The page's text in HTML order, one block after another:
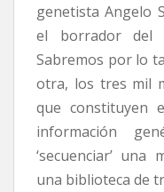
genetista Angelo
el borrador del
Sabremos por lo
otra, los tres mil
que constituyen
información
‘secuenciar’
una biblioteca de